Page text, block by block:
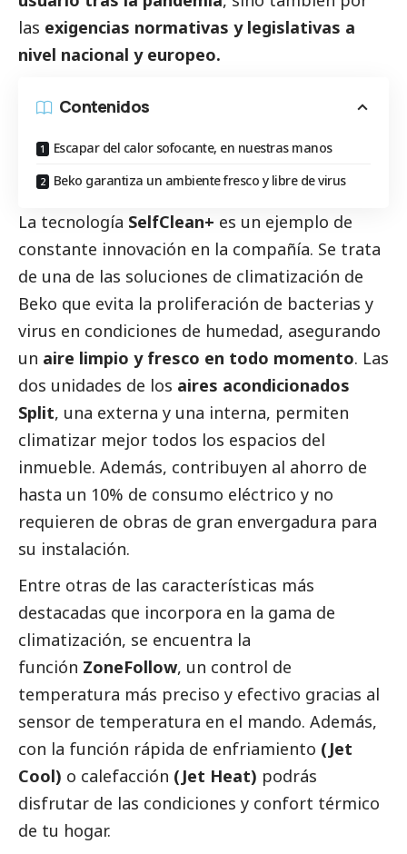
las exigencias normativas y legislativas a
nivel nacional y europeo.
Contenidos
Escapar del calor sofocante, en nuestras manos
Beko garantiza un ambiente fresco y libre de virus
La tecnología SelfClean+ es un ejemplo de
constante innovación en la compañía. Se trata
de una de las soluciones de climatización de
Beko que evita la proliferación de bacterias y
virus en condiciones de humedad, asegurando
un aire limpio y fresco en todo momento. Las
dos unidades de los aires acondicionados
Split, una externa y una interna, permiten
climatizar mejor todos los espacios del
inmueble. Además, contribuyen al ahorro de
hasta un 10% de consumo eléctrico y no
requieren de obras de gran envergadura para
su instalación.
Entre otras de las características más
destacadas que incorpora en la gama de
climatización, se encuentra la
función ZoneFollow, un control de
temperatura más preciso y efectivo gracias al
sensor de temperatura en el mando. Además,
con la función rápida de enfriamiento (Jet
Cool) o calefacción (Jet Heat) podrás
disfrutar de las condiciones y confort térmico
de tu hogar.